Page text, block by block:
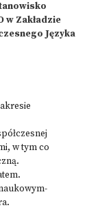
w Zakładzie
Języka
w tym co